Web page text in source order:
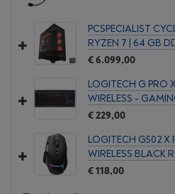
PCSPECIALIST
RYZEN 7 | 64 GB
€ 6.099,00
LOGITECH G PRO
WIRELESS -
€ 229,00
LOGITECH G502 X
WIRELESS BLACK
€ 118,00